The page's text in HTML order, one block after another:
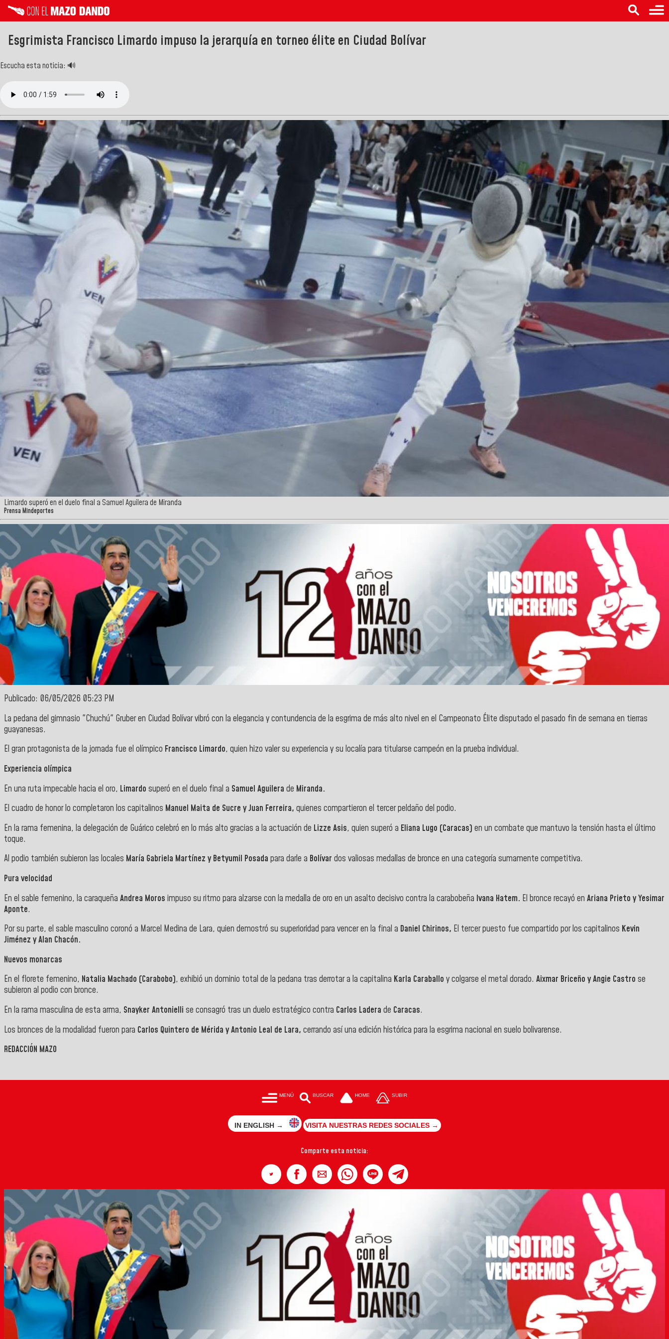
Esgrimista Francisco Limardo impuso la jerarquía en torneo élite en Ciudad Bolívar
Escucha esta noticia: 🔊
Limardo superó en el duelo final a Samuel Aguilera de Miranda
Prensa Mindeportes
Publicado: 06/05/2026 05:23 PM
La pedana del gimnasio "Chuchú" Gruber en Ciudad Bolívar vibró con la elegancia y contundencia de la esgrima de más alto nivel en el Campeonato Élite disputado el pasado fin de semana en tierras
guayanesas.
El gran protagonista de la jornada fue el olímpico Francisco Limardo, quien hizo valer su experiencia y su localía para titularse campeón en la prueba individual.
Experiencia olímpica
En una ruta impecable hacia el oro, Limardo superó en el duelo final a Samuel Aguilera de Miranda.
El cuadro de honor lo completaron los capitalinos Manuel Maita de Sucre y Juan Ferreira, quienes compartieron el tercer peldaño del podio.
En la rama femenina, la delegación de Guárico celebró en lo más alto gracias a la actuación de Lizze Asis, quien superó a Eliana Lugo (Caracas) en un combate que mantuvo la tensión hasta el último
toque.
Al podio también subieron las locales María Gabriela Martínez y Betyumil Posada para darle a Bolívar dos valiosas medallas de bronce en una categoría sumamente competitiva.
Pura velocidad
En el sable femenino, la caraqueña Andrea Moros impuso su ritmo para alzarse con la medalla de oro en un asalto decisivo contra la carabobeña Ivana Hatem. El bronce recayó en Ariana Prieto y Yesimar
Aponte.
Por su parte, el sable masculino coronó a Marcel Medina de Lara, quien demostró su superioridad para vencer en la final a Daniel Chirinos, El tercer puesto fue compartido por los capitalinos Kevin
Jiménez y Alan Chacón.
Nuevos monarcas
En el florete femenino, Natalia Machado (Carabobo), exhibió un dominio total de la pedana tras derrotar a la capitalina Karla Caraballo y colgarse el metal dorado. Aixmar Briceño y Angie Castro se
subieron al podio con bronce.
En la rama masculina de esta arma, Snayker Antonielli se consagró tras un duelo estratégico contra Carlos Ladera de Caracas.
Los bronces de la modalidad fueron para Carlos Quintero de Mérida y Antonio Leal de Lara, cerrando así una edición histórica para la esgrima nacional en suelo bolivarense.
REDACCIÓN MAZO
MENÚ BUSCAR HOME SUBIR
IN ENGLISH → VISITA NUESTRAS REDES SOCIALES →
Comparte esta noticia: